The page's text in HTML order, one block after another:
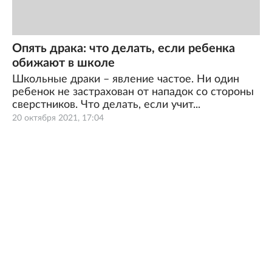
20 октября 2021, 17:04
Опять драка: что делать, если ребенка
обижают в школе
Школьные драки – явление частое. Ни один
ребенок не застрахован от нападок со стороны
сверстников. Что делать, если учит...